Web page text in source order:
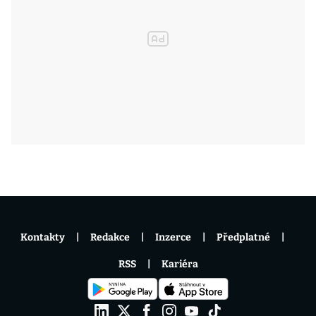
Kontakty Redakce Inzerce Předplatné
RSS Kariéra